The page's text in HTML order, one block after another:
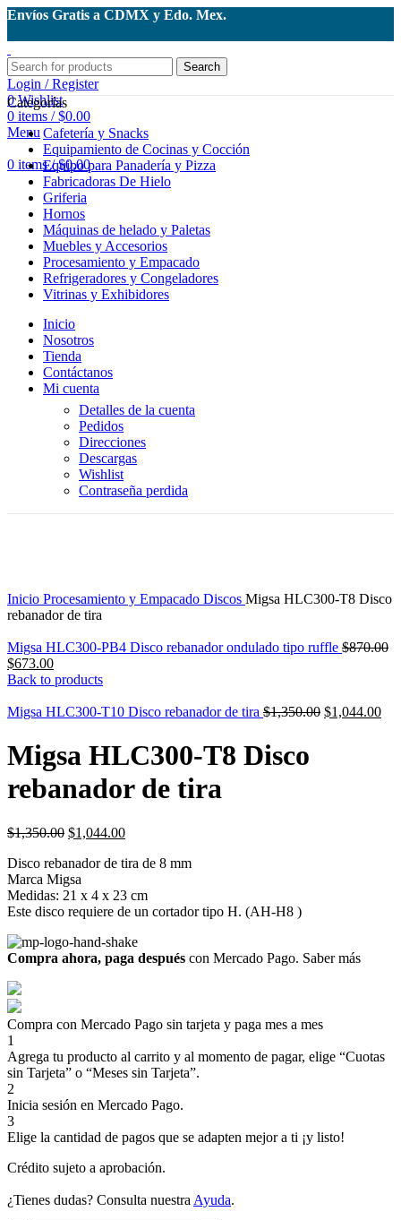
Envíos Gratis a CDMX y Edo. Mex.
Search
Login / Register
0Wishlist
0 items / $0.00
Menu
0 items / $0.00
Categorías
Cafetería y Snacks
Equipamiento de Cocinas y Cocción
Equipo para Panadería y Pizza
Fabricadoras De Hielo
Griferia
Hornos
Máquinas de helado y Paletas
Muebles y Accesorios
Procesamiento y Empacado
Refrigeradores y Congeladores
Vitrinas y Exhibidores
Inicio
Nosotros
Tienda
Contáctanos
Mi cuenta
Detalles de la cuenta
Pedidos
Direcciones
Descargas
Wishlist
Contraseña perdida
Inicio Procesamiento y Empacado Discos Migsa HLC300-T8 Disco
rebanador de tira
Migsa HLC300-PB4 Disco rebanador ondulado tipo ruffle $870.00
$673.00Current
price
$673.00.
Back to products
Migsa HLC300-T10 Disco rebanador de tira $1,350.00 Original
$1,044.00
Migsa HLC300-T8 Disco
rebanador de tira
$1,350.00 Original
was:
$1,350.00.
$1,044.00Current
is:
Disco rebanador de tira de 8 mm
Marca Migsa
Medidas: 21 x 4 x 23 cm
Este disco requiere de un cortador tipo H. (AH-H8 )
Compra ahora, paga después con Mercado Pago. Saber más
Compra con Mercado Pago sin tarjeta y paga mes a mes
1
Agrega tu producto al carrito y al momento de pagar, elige “Cuotas
sin Tarjeta” o “Meses sin Tarjeta”.
2
Inicia sesión en Mercado Pago.
3
Elige la cantidad de pagos que se adapten mejor a ti ¡y listo!
Crédito sujeto a aprobación.
¿Tienes dudas? Consulta nuestra Ayuda.